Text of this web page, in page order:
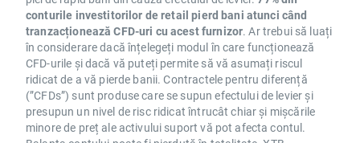
conturile investitorilor de retail pierd bani atunci când
tranzacționează CFD-uri cu acest furnizor. Ar trebui să luați
în considerare dacă înțelegeți modul în care funcționează
CFD-urile și dacă vă puteți permite să vă asumați riscul
ridicat de a vă pierde banii. Contractele pentru diferență
(”CFDs”) sunt produse care se supun efectului de levier și
presupun un nivel de risc ridicat întrucât chiar și mișcările
minore de preț ale activului suport vă pot afecta contul.